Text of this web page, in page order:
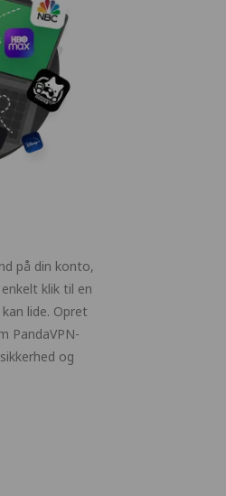
på din konto,
klik til en
lide. Opret
PandaVPN-
og